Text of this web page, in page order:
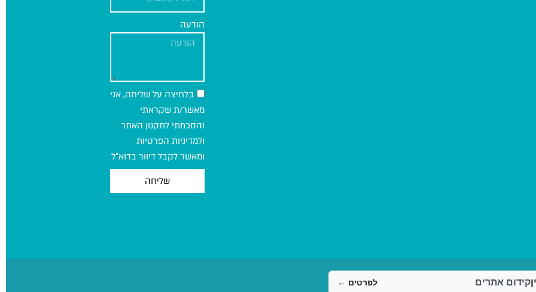
הודעה
בלחיצה על שליחה, אני
מאשר/ת שקראתי
והסכמתי לתקנון האתר
ולמדיניות הפרטיות
ומאשר לקבל דיוור בדוא״ל
שליחה
קידום אתרים לפרטים ←